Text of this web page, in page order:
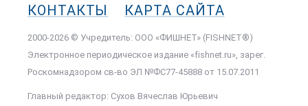
КОНТАКТЫ
КАРТА САЙТА
2000-2026 © Учредитель: ООО «ФИШНЕТ» (FISHNET®)
Электронное периодическое издание «fishnet.ru», зарег.
Роскомнадзором cв-во ЭЛ №ФС77-45888 от 15.07.2011
Главный редактор: Сухов Вячеслав Юрьевич